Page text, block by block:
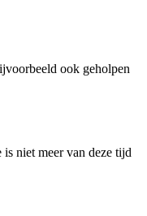
ook geholpen
niet meer van deze tijd